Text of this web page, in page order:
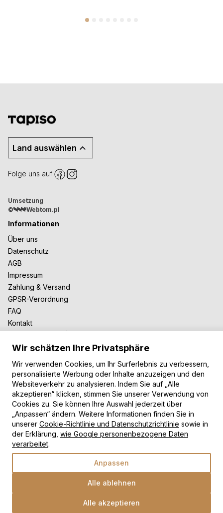
Wähle eine Option
Land auswählen
Folge uns auf:
Umsetzung
©
Webtom.pl
Informationen
Über uns
Datenschutz
AGB
Impressum
Zahlung & Versand
GPSR-Verordnung
FAQ
Kontakt
Zusammenarbeit
Für Blogger
B2B-Zusammenarbeit
Unsere Teppiche
Moderne Teppiche
Vintage Teppiche
Shaggy Teppiche
Kinderteppiche
Zahlungsarten
Wir schätzen Ihre Privatsphäre
Wir verwenden Cookies, um Ihr Surferlebnis zu verbessern,
personalisierte Werbung oder Inhalte anzuzeigen und den
Websiteverkehr zu analysieren. Indem Sie auf „Alle
akzeptieren“ klicken, stimmen Sie unserer Verwendung von
Cookies zu. Sie können Ihre Auswahl jederzeit über
„Anpassen“ ändern. Weitere Informationen finden Sie in
unserer Cookie-Richtlinie und Datenschutzrichtlinie sowie in
der Erklärung, wie Google personenbezogene Daten
verarbeitet.
Anpassen
Alle ablehnen
Alle akzeptieren